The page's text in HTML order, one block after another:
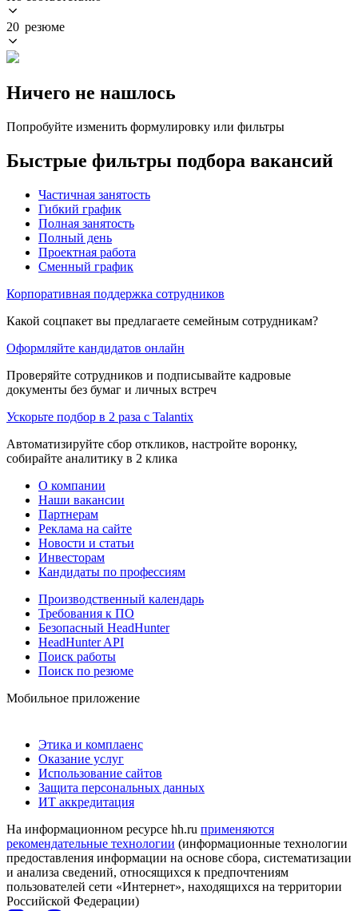
20 резюме
Ничего не нашлось
Попробуйте изменить формулировку или фильтры
Быстрые фильтры подбора вакансий
Частичная занятость
Гибкий график
Полная занятость
Полный день
Проектная работа
Сменный график
Корпоративная поддержка сотрудников
Какой соцпакет вы предлагаете семейным сотрудникам?
Оформляйте кандидатов онлайн
Проверяйте сотрудников и подписывайте кадровые
документы без бумаг и личных встреч
Ускорьте подбор в 2 раза с Talantix
Автоматизируйте сбор откликов, настройте воронку,
собирайте аналитику в 2 клика
О компании
Наши вакансии
Партнерам
Реклама на сайте
Новости и статьи
Инвесторам
Кандидаты по профессиям
Производственный календарь
Требования к ПО
Безопасный HeadHunter
HeadHunter API
Поиск работы
Поиск по резюме
Мобильное приложение
Этика и комплаенс
Оказание услуг
Использование сайтов
Защита персональных данных
ИТ аккредитация
На информационном ресурсе hh.ru применяются
рекомендательные технологии (информационные технологии
предоставления информации на основе сбора, систематизации
и анализа сведений, относящихся к предпочтениям
пользователей сети «Интернет», находящихся на территории
Российской Федерации)